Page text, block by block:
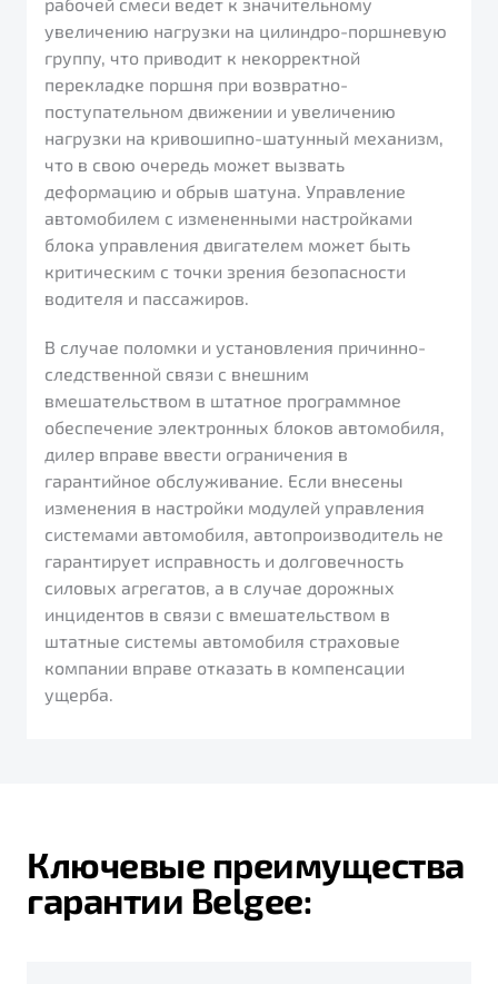
увеличению нагрузки на цилиндро-поршневую
группу, что приводит к некорректной
перекладке поршня при возвратно-
поступательном движении и увеличению
нагрузки на кривошипно-шатунный механизм,
что в свою очередь может вызвать
деформацию и обрыв шатуна. Управление
автомобилем с измененными настройками
блока управления двигателем может быть
критическим с точки зрения безопасности
водителя и пассажиров.
В случае поломки и установления причинно-
следственной связи с внешним
вмешательством в штатное программное
обеспечение электронных блоков автомобиля,
дилер вправе ввести ограничения в
гарантийное обслуживание. Если внесены
изменения в настройки модулей управления
системами автомобиля, автопроизводитель не
гарантирует исправность и долговечность
силовых агрегатов, а в случае дорожных
инцидентов в связи с вмешательством в
штатные системы автомобиля страховые
компании вправе отказать в компенсации
ущерба.
Ключевые преимущества
гарантии Belgee: